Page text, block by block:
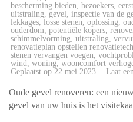
bescherming bieden bezoekers
uitstraling
gevel inspectie van de
lekkages losse stenen oplossing
ouderdom potentiële kopers
schimmelvorming uitstraling
renovatieplan opstellen
stenen vervangen voegen
wind woning wooncomfort
Geplaatst op 22 mei 2023 Laat
Oude gevel renoveren: een
gevel van uw huis is het